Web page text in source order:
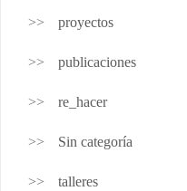
proyectos
publicaciones
re_hacer
Sin categoría
talleres